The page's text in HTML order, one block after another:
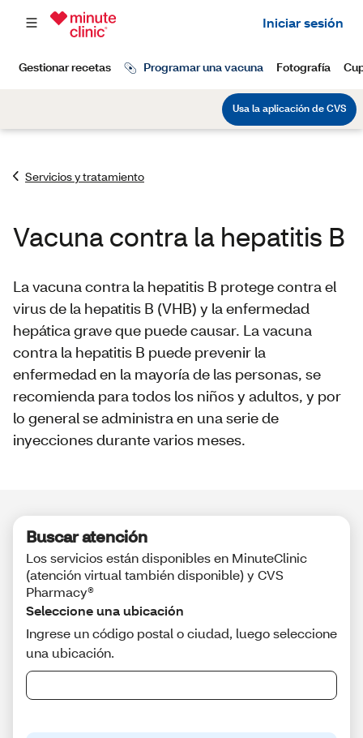
Servicios y tratamiento
Vacuna contra la hepatitis B
La vacuna contra la hepatitis B protege contra el
virus de la hepatitis B (VHB) y la enfermedad
hepática grave que puede causar. La vacuna
contra la hepatitis B puede prevenir la
enfermedad en la mayoría de las personas, se
recomienda para todos los niños y adultos, y por
lo general se administra en una serie de
inyecciones durante varios meses.